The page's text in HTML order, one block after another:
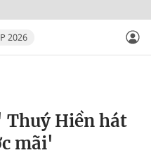
2026
Thuý Hiền hát
mãi'